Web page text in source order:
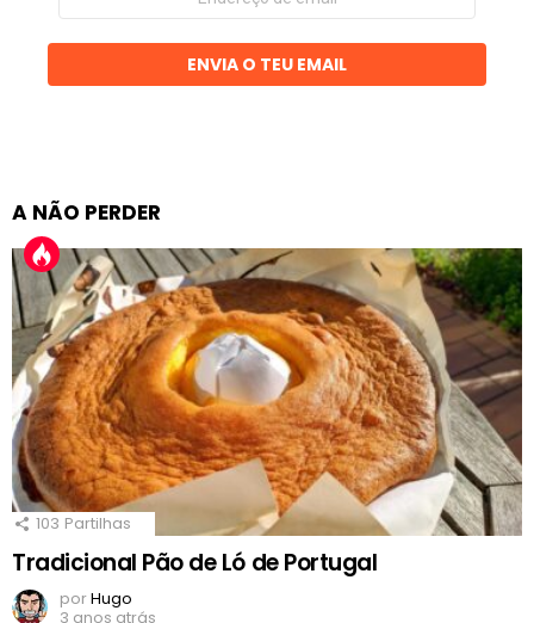
email
ENVIA O TEU EMAIL
A NÃO PERDER
103 Partilhas
Tradicional Pão de Ló de Portugal
porHugo
3 anos atrás